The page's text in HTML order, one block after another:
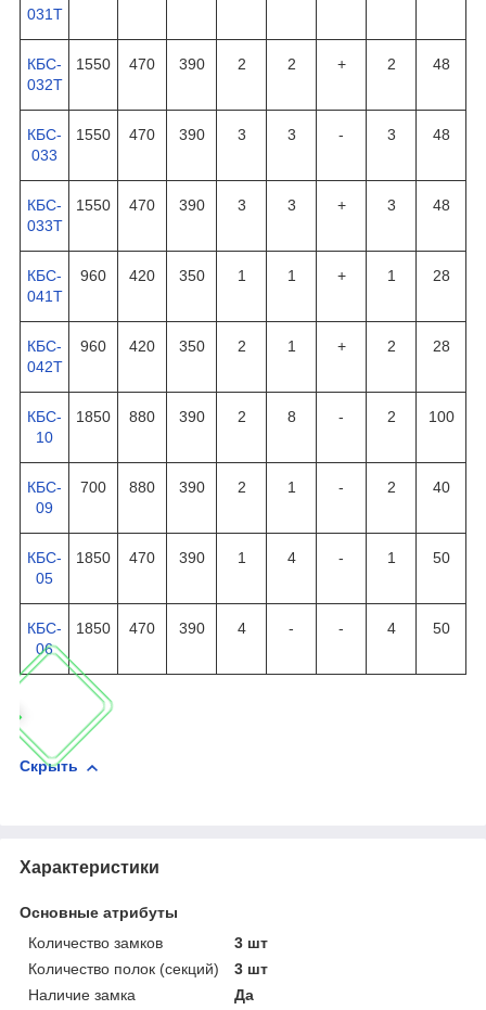
031Т
КБС-
032Т
1550 470 390 2 2 + 2 48
КБС-
033
1550 470 390 3 3 - 3 48
КБС-
033Т
1550 470 390 3 3 + 3 48
КБС-
041Т
960 420 350 1 1 + 1 28
КБС-
042Т
960 420 350 2 1 + 2 28
КБС-
10
1850 880 390 2 8 - 2 100
КБС-
09
700 880 390 2 1 - 2 40
КБС-
05
1850 470 390 1 4 - 1 50
КБС-
06
1850 470 390 4 - - 4 50
Скрыть
Характеристики
Основные атрибуты
Количество замков
3 шт
Количество полок (секций)
3 шт
Наличие замка
Да